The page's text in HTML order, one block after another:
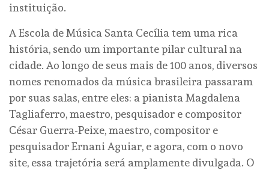
instituição.
A Escola de Música Santa Cecília tem uma rica
história, sendo um importante pilar cultural na
cidade. Ao longo de seus mais de 100 anos, diversos
nomes renomados da música brasileira passaram
por suas salas, entre eles: a pianista Magdalena
Tagliaferro, maestro, pesquisador e compositor
César Guerra-Peixe, maestro, compositor e
pesquisador Ernani Aguiar, e agora, com o novo
site, essa trajetória será amplamente divulgada. O